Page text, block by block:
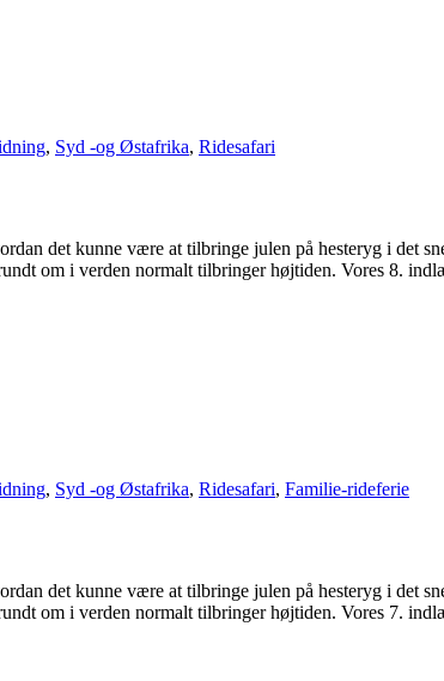
, Syd -og Østafrika, Ridesafari
det kunne være at tilbringe julen på hesteryg i det
om i verden normalt tilbringer højtiden. Vores 8.
, Syd -og Østafrika, Ridesafari, Familie-rideferie
det kunne være at tilbringe julen på hesteryg i det
om i verden normalt tilbringer højtiden. Vores 7.